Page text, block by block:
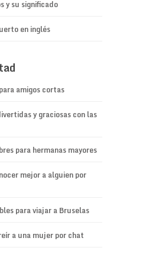
y su significado
en inglés
amigos cortas
y graciosas con las
para hermanas mayores
mejor a alguien por
para viajar a Bruselas
a una mujer por chat